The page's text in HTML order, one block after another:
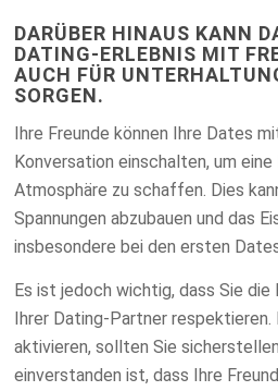
DARÜBER HINAUS KANN
DATING-ERLEBNIS MIT
AUCH FÜR
ORGEN.
Ihre Freunde können Ihre Dates
Konversation einschalten, um
Atmosphäre zu schaffen. Dies
Spannungen abzubauen und das
insbesondere bei den ersten
Es ist jedoch wichtig, dass Sie die
Ihrer Dating-Partner respektieren.
aktivieren, sollten Sie
einverstanden ist, dass Ihre